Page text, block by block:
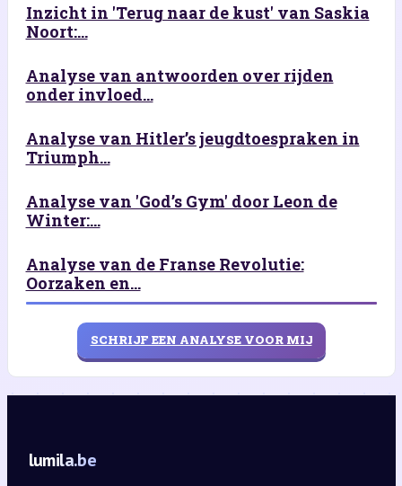
Inzicht in 'Terug naar de kust' van Saskia
Noort:...
Analyse van antwoorden over rijden
onder invloed...
Analyse van Hitler’s jeugdtoespraken in
Triumph...
Analyse van 'God’s Gym' door Leon de
Winter:...
Analyse van de Franse Revolutie:
Oorzaken en...
SCHRIJF EEN ANALYSE VOOR MIJ
lumila.be